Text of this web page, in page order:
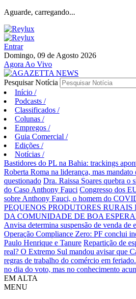
Aguarde, carregando...
Entrar
Domingo, 09 de Agosto 2026
Agora Ao Vivo
Pesquisar Notícia
Início /
Podcasts /
Classificados /
Colunas /
Empregos /
Guia Comercial /
Edições /
Notícias /
Bastidores do PL na Bahia: trackings
Roberta Roma na liderança, mas mandato
questionado Dra. Raissa Soares quebra o
do Caso Anthony Fauci Congresso dos
sobre Anthony Fauci, o homem do
PEQUENOS PRODUTORES RURAIS
DA COMUNIDADE DE BOA
Anvisa determina suspensão de venda de
Operação Compliance Zero: PF conclui
Paulo Henrique e Tanure Repartição de
real? O Extremo Sul mandou avisar que
regras de trabalho do comércio em feriado.
no dia do voto, mas no conhecimento
EM ALTA
MENU